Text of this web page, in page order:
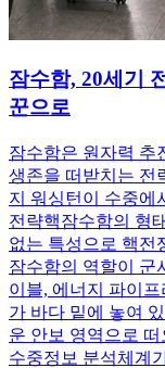
잠수함, 20세기
꾼으로
잠수함은 원자력 추
생존을 떠받치는 전
지 워싱턴이 수중에
전략핵잠수함의 형
없는 특성으로 핵전
잠수함의 역할이 군
이블, 에너지 파이
가 바다 밑에 놓여
운 안보 영역으로
수중정보 분석체계